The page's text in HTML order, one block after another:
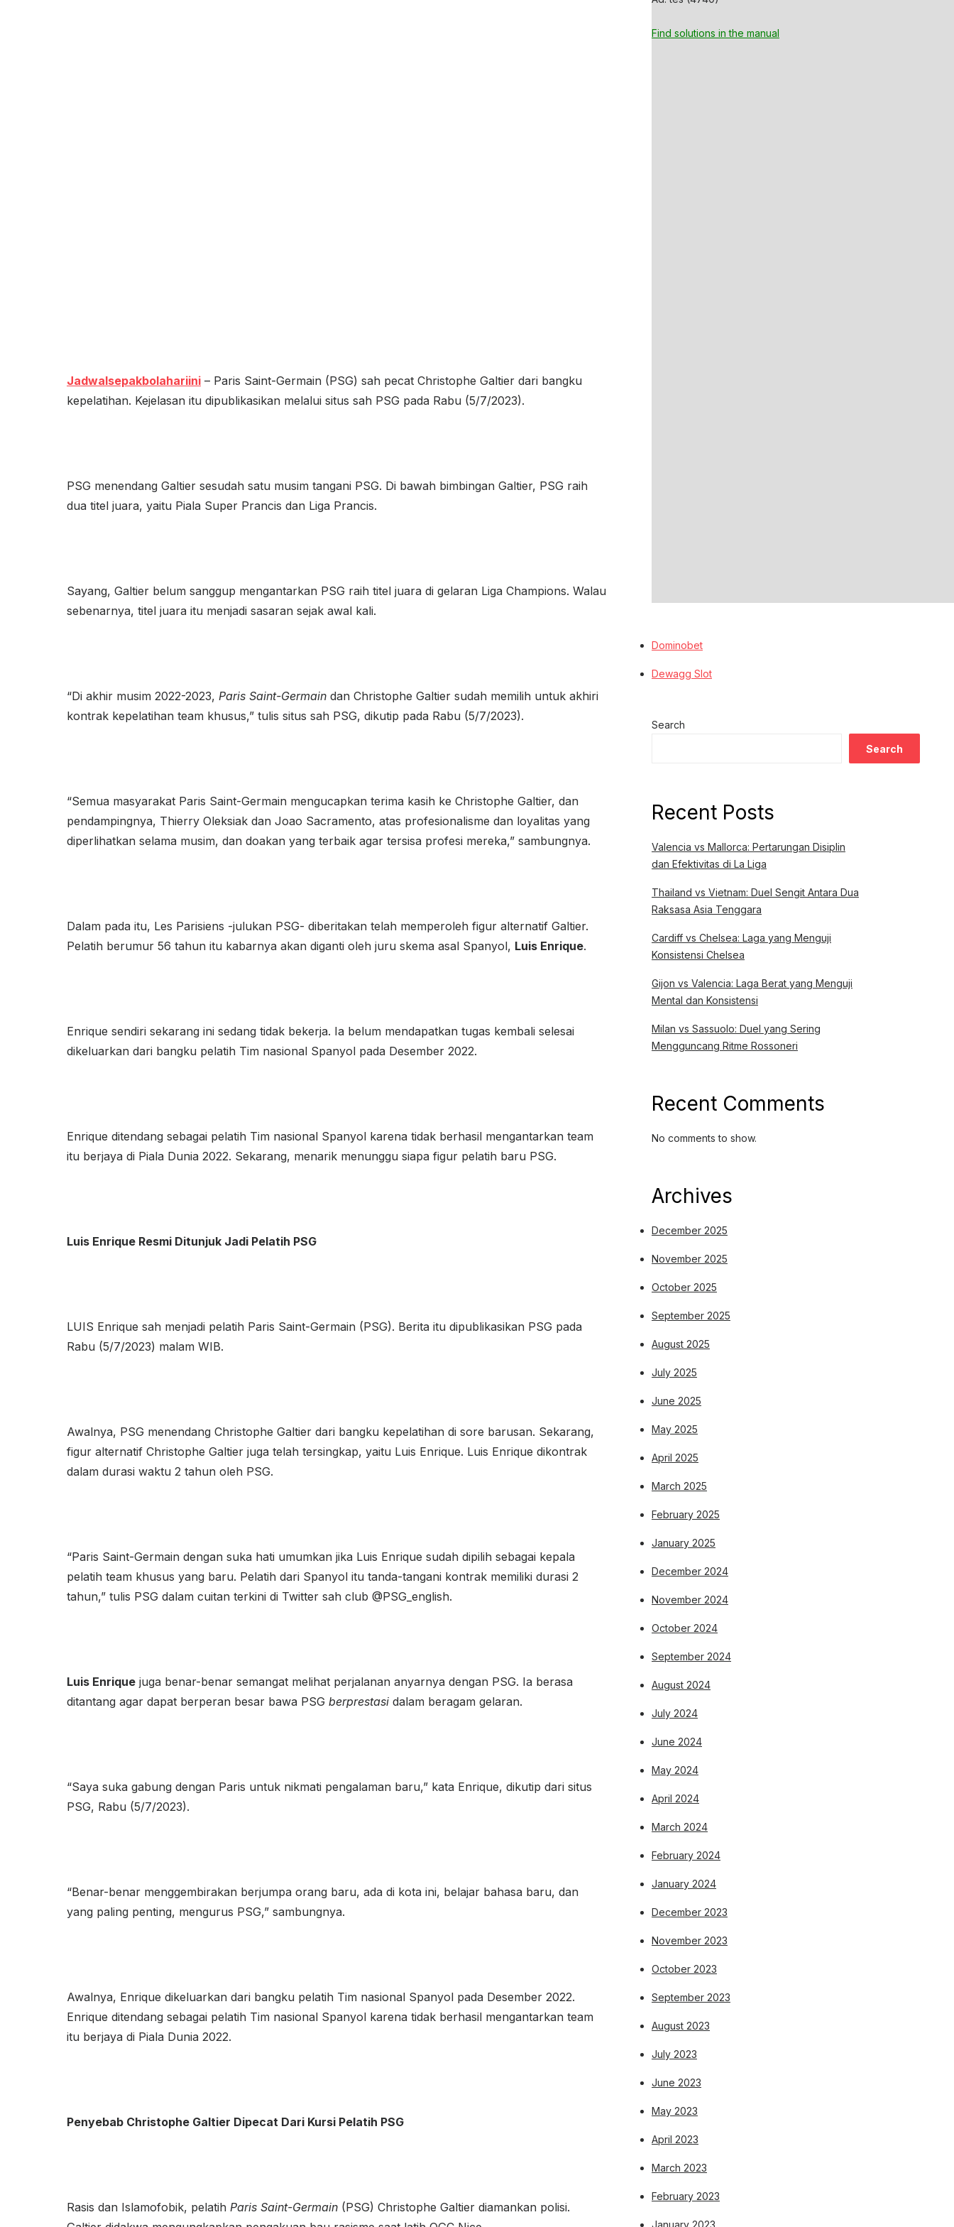
Jadwalsepakbolahariini – Paris Saint-Germain (PSG) sah pecat Christophe Galtier dari bangku
kepelatihan. Kejelasan itu dipublikasikan melalui situs sah PSG pada Rabu (5/7/2023).
PSG menendang Galtier sesudah satu musim tangani PSG. Di bawah bimbingan Galtier, PSG raih
dua titel juara, yaitu Piala Super Prancis dan Liga Prancis.
Sayang, Galtier belum sanggup mengantarkan PSG raih titel juara di gelaran Liga Champions. Walau
sebenarnya, titel juara itu menjadi sasaran sejak awal kali.
“Di akhir musim 2022-2023, Paris Saint-Germain dan Christophe Galtier sudah memilih untuk akhiri
kontrak kepelatihan team khusus,” tulis situs sah PSG, dikutip pada Rabu (5/7/2023).
“Semua masyarakat Paris Saint-Germain mengucapkan terima kasih ke Christophe Galtier, dan
pendampingnya, Thierry Oleksiak dan Joao Sacramento, atas profesionalisme dan loyalitas yang
diperlihatkan selama musim, dan doakan yang terbaik agar tersisa profesi mereka,” sambungnya.
Dalam pada itu, Les Parisiens -julukan PSG- diberitakan telah memperoleh figur alternatif Galtier.
Pelatih berumur 56 tahun itu kabarnya akan diganti oleh juru skema asal Spanyol, Luis Enrique.
Enrique sendiri sekarang ini sedang tidak bekerja. Ia belum mendapatkan tugas kembali selesai
dikeluarkan dari bangku pelatih Tim nasional Spanyol pada Desember 2022.
Enrique ditendang sebagai pelatih Tim nasional Spanyol karena tidak berhasil mengantarkan team
itu berjaya di Piala Dunia 2022. Sekarang, menarik menunggu siapa figur pelatih baru PSG.
Luis Enrique Resmi Ditunjuk Jadi Pelatih PSG
LUIS Enrique sah menjadi pelatih Paris Saint-Germain (PSG). Berita itu dipublikasikan PSG pada
Rabu (5/7/2023) malam WIB.
Awalnya, PSG menendang Christophe Galtier dari bangku kepelatihan di sore barusan. Sekarang,
figur alternatif Christophe Galtier juga telah tersingkap, yaitu Luis Enrique. Luis Enrique dikontrak
dalam durasi waktu 2 tahun oleh PSG.
“Paris Saint-Germain dengan suka hati umumkan jika Luis Enrique sudah dipilih sebagai kepala
pelatih team khusus yang baru. Pelatih dari Spanyol itu tanda-tangani kontrak memiliki durasi 2
tahun,” tulis PSG dalam cuitan terkini di Twitter sah club @PSG_english.
Luis Enrique juga benar-benar semangat melihat perjalanan anyarnya dengan PSG. Ia berasa
ditantang agar dapat berperan besar bawa PSG berprestasi dalam beragam gelaran.
“Saya suka gabung dengan Paris untuk nikmati pengalaman baru,” kata Enrique, dikutip dari situs
PSG, Rabu (5/7/2023).
“Benar-benar menggembirakan berjumpa orang baru, ada di kota ini, belajar bahasa baru, dan
yang paling penting, mengurus PSG,” sambungnya.
Awalnya, Enrique dikeluarkan dari bangku pelatih Tim nasional Spanyol pada Desember 2022.
Enrique ditendang sebagai pelatih Tim nasional Spanyol karena tidak berhasil mengantarkan team
itu berjaya di Piala Dunia 2022.
Penyebab Christophe Galtier Dipecat Dari Kursi Pelatih PSG
Rasis dan Islamofobik, pelatih Paris Saint-Germain (PSG) Christophe Galtier diamankan polisi.
Find solutions in the manual
Dominobet
Dewagg Slot
Search
Search
Recent Posts
Valencia vs Mallorca: Pertarungan Disiplin
dan Efektivitas di La Liga
Thailand vs Vietnam: Duel Sengit Antara Dua
Raksasa Asia Tenggara
Cardiff vs Chelsea: Laga yang Menguji
Konsistensi Chelsea
Gijon vs Valencia: Laga Berat yang Menguji
Mental dan Konsistensi
Milan vs Sassuolo: Duel yang Sering
Mengguncang Ritme Rossoneri
Recent Comments
No comments to show.
Archives
December 2025
November 2025
October 2025
September 2025
August 2025
July 2025
June 2025
May 2025
April 2025
March 2025
February 2025
January 2025
December 2024
November 2024
October 2024
September 2024
August 2024
July 2024
June 2024
May 2024
April 2024
March 2024
February 2024
January 2024
December 2023
November 2023
October 2023
September 2023
August 2023
July 2023
June 2023
May 2023
April 2023
March 2023
February 2023